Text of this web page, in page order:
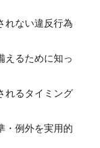
れない違反行為
えるために知っ
れるタイミング
・例外を実用的